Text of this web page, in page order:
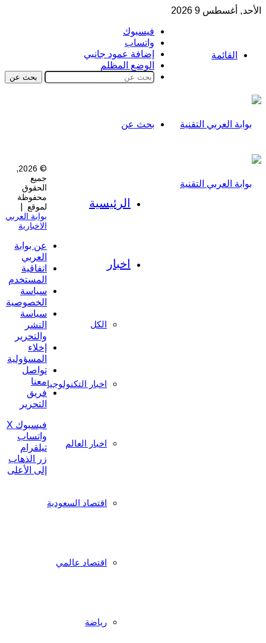
الأحد, أغسطس 9 2026
فيسبوك
واتساب
إضافة عمود جانبي
الوضع المظلم
بحث عن
القائمة
بحث عن
الرئيسية
اخبار
الكل
اخبار التكنولوجيا
اخبار العالم
اقتصاد السعودية
اقتصاد عالمي
رياضة
© 2026,
جميع
الحقوق
محفوظة
لموقع |
بوابة العربي
الاخبارية
عن بوابة
العربي
اتفاقية
المستخدم
سياسة
الخصوصية
سياسة
النشر
والتحرير
إخلاء
المسؤولية
تواصل
معنا
فريق
التحرير
فيسبوك ‫X
واتساب
تيلقرام
زر الذهاب
إلى الأعلى